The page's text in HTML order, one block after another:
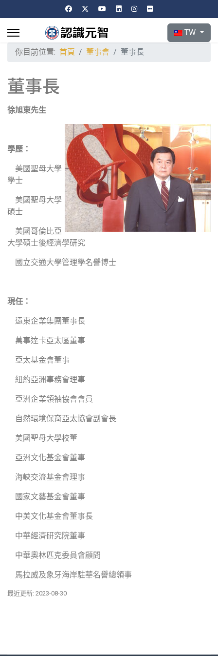
選擇你的語言
TW
你目前位置: 首頁 董事會 董事長
董事長
徐旭東先生
學歷：
美國聖母大學
學士
美國聖母大學
碩士
美國哥倫比亞
大學碩士後經濟學研究
國立交通大學管理學名譽博士
現任：
遠東企業集團董事長
萬事達卡亞太區董事
亞太基金會董事
紐約亞洲事務會理事
亞洲企業領袖協會會員
自然環境保育亞太協會副會長
美國聖母大學校董
亞洲文化基金會董事
海峽交流基金會理事
國家文藝基金會董事
中美文化基金會董事長
中華經濟研究院董事
中華奧林匹克委員會顧問
馬拉威及象牙海岸駐華名譽總領事
最近更新: 2023-08-30